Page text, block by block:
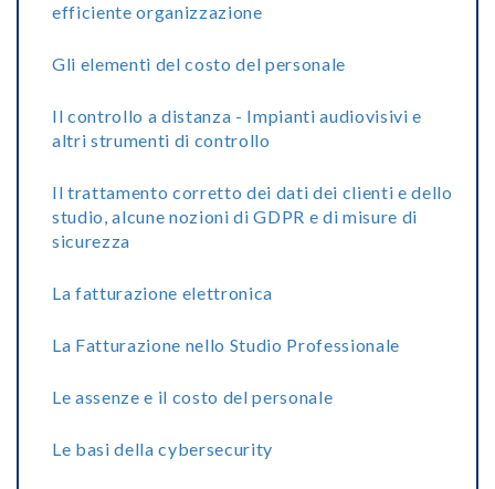
efficiente organizzazione
Gli elementi del costo del personale
Il controllo a distanza - Impianti audiovisivi e
altri strumenti di controllo
Il trattamento corretto dei dati dei clienti e dello
studio, alcune nozioni di GDPR e di misure di
sicurezza
La fatturazione elettronica
La Fatturazione nello Studio Professionale
Le assenze e il costo del personale
Le basi della cybersecurity